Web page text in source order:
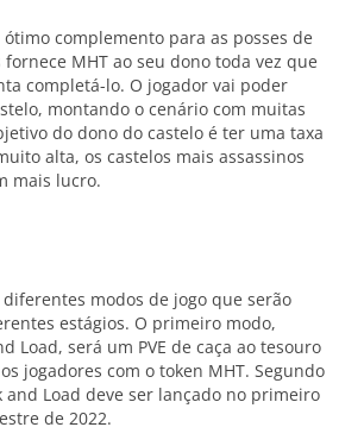
complemento para as posses de
MHT ao seu dono toda vez que
completá-lo. O jogador vai poder
montando o cenário com muitas
do dono do castelo é ter uma taxa
alta, os castelos mais assassinos
mais lucro.
modos de jogo que serão
estágios. O primeiro modo,
Load, será um PVE de caça ao tesouro
jogadores com o token MHT. Segundo
and Load deve ser lançado no primeiro
de 2022.